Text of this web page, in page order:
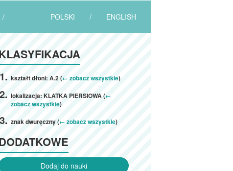
/ POLSKI / ENGLISH
kształt dłoni: A.2 (← zobacz wszystkie)
lokalizacja: KLATKA PIERSIOWA (←
zobacz wszystkie)
znak dwuręczny (← zobacz wszystkie)
Dodaj do nauki